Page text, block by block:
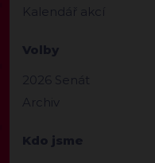
Kalendář akcí
Volby
2026 Senát
Archiv
Kdo jsme